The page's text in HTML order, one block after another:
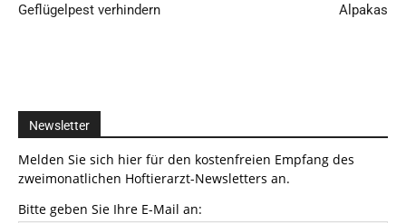
Geflügelpest verhindern
Alpakas
Newsletter
Melden Sie sich hier für den kostenfreien Empfang des
zweimonatlichen Hoftierarzt-Newsletters an.
Bitte geben Sie Ihre E-Mail an: